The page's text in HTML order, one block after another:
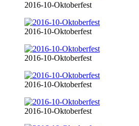
2016-10-Oktoberfest
2016-10-Oktoberfest
2016-10-Oktoberfest
2016-10-Oktoberfest
2016-10-Oktoberfest